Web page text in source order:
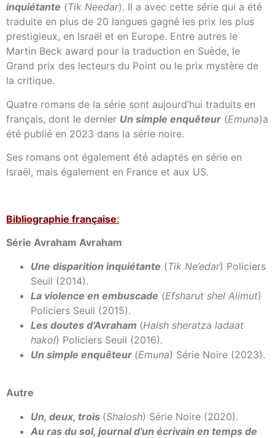
inquiétante (Tik Needar). Il a avec cette série qui a été
traduite en plus de 20 langues gagné les prix les plus
prestigieux, en Israël et en Europe. Entre autres le
Martin Beck award pour la traduction en Suède, le
Grand prix des lecteurs du Point ou le prix mystère de
la critique.
Quatre romans de la série sont aujourd’hui traduits en
français, dont le dernier Un simple enquêteur (Emuna)a
été publié en 2023 dans la série noire.
Ses romans ont également été adaptés en série en
Israël, mais également en France et aux US.
Bibliographie française:
Série Avraham Avraham
Une disparition inquiétante (Tik Ne’edar) Policiers
Seuil (2014).
La violence en embuscade (Efsharut shel Alimut)
Policiers Seuil (2015).
Les doutes d’Avraham (Haish sheratza ladaat
hakol) Policiers Seuil (2016).
Un simple enquêteur (Emuna) Série Noire (2023).
Autre
Un, deux, trois (Shalosh) Série Noire (2020).
Au ras du sol, journal d’un écrivain en temps de